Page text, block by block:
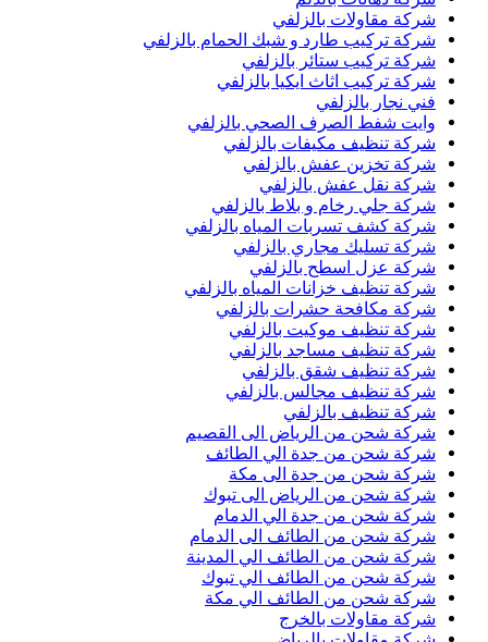
شركة مقاولات بالزلفي
شركة تركيب طارد و شبك الحمام بالزلفي
شركة تركيب ستائر بالزلفي
شركة تركيب اثاث ايكيا بالزلفي
فني نجار بالزلفي
وايت شفط الصرف الصحي بالزلفي
شركة تنظيف مكيفات بالزلفي
شركة تخزين عفش بالزلفي
شركة نقل عفش بالزلفي
شركة جلي رخام و بلاط بالزلفي
شركة كشف تسربات المياه بالزلفي
شركة تسليك مجاري بالزلفي
شركة عزل اسطح بالزلفي
شركة تنظيف خزانات المياه بالزلفي
شركة مكافحة حشرات بالزلفي
شركة تنظيف موكيت بالزلفي
شركة تنظيف مساجد بالزلفي
شركة تنظيف شقق بالزلفي
شركة تنظيف مجالس بالزلفي
شركة تنظيف بالزلفي
شركة شحن من الرياض الى القصيم
شركة شحن من جدة الي الطائف
شركة شحن من جدة الى مكة
شركة شحن من الرياض الى تبوك
شركة شحن من جدة الي الدمام
شركة شحن من الطائف الى الدمام
شركة شحن من الطائف الي المدينة
شركة شحن من الطائف الي تبوك
شركة شحن من الطائف الي مكة
شركة مقاولات بالخرج